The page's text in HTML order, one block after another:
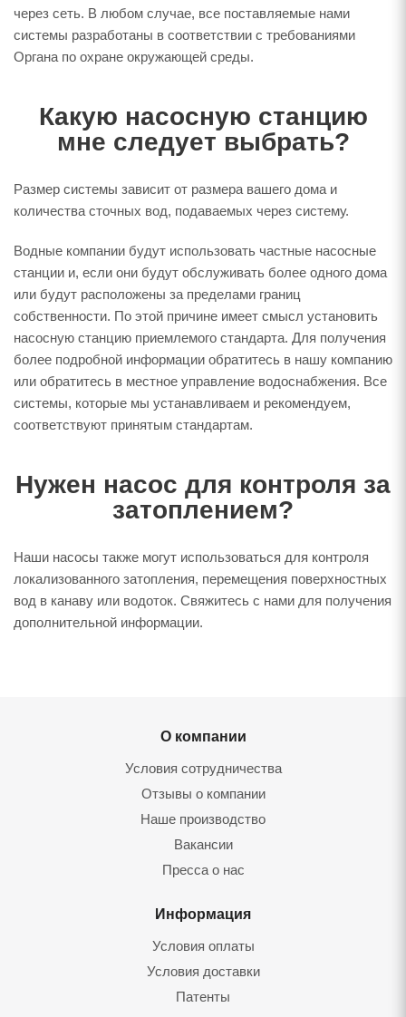
через сеть. В любом случае, все поставляемые нами
системы разработаны в соответствии с требованиями
Органа по охране окружающей среды.
Какую насосную станцию
мне следует выбрать?
Размер системы зависит от размера вашего дома и
количества сточных вод, подаваемых через систему.
Водные компании будут использовать частные насосные
станции и, если они будут обслуживать более одного дома
или будут расположены за пределами границ
собственности. По этой причине имеет смысл установить
насосную станцию приемлемого стандарта. Для получения
более подробной информации обратитесь в нашу компанию
или обратитесь в местное управление водоснабжения. Все
системы, которые мы устанавливаем и рекомендуем,
соответствуют принятым стандартам.
Нужен насос для контроля за
затоплением?
Наши насосы также могут использоваться для контроля
локализованного затопления, перемещения поверхностных
вод в канаву или водоток. Свяжитесь с нами для получения
дополнительной информации.
О компании
Условия сотрудничества
Отзывы о компании
Наше производство
Вакансии
Пресса о нас
Информация
Условия оплаты
Условия доставки
Патенты